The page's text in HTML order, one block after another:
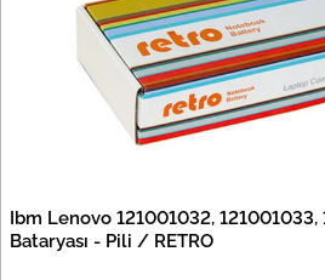
Ibm Lenovo 121001032,
Bataryası - Pili / RETRO